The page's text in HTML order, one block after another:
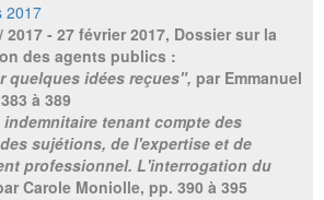
2017
2017 - 27 février 2017, Dossier sur la
des agents publics :
quelques idées reçues", par Emmanuel
à 389
indemnitaire tenant compte des
sujétions, de l'expertise et de
professionnel. L'interrogation du
Carole Moniolle, pp. 390 à 395